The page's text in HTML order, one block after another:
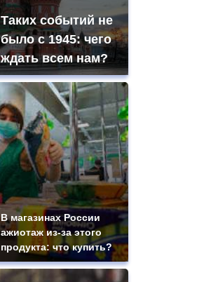
Таких событий не
было с 1945: чего
ждать всем нам?
В магазинах России
ажиотаж из-за этого
продукта: что купить?